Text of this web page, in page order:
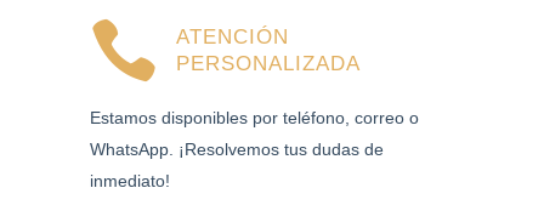
ATENCIÓN
PERSONALIZADA
Estamos disponibles por teléfono, correo o
WhatsApp. ¡Resolvemos tus dudas de
inmediato!